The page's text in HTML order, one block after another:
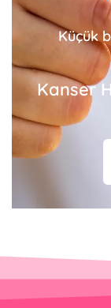
Küçük
Kanser